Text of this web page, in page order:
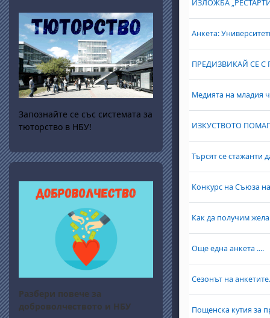
ИЗЛОЖБА
Анкета:
ПРЕДИЗВИКАЙ СЕ
Медията на младия
ИЗКУСТВОТО
Търсят се стажанти
Конкурс на Съюза
Как да получим
Още една анкета ....
Сезонът на анкетите.
Пощенска кутия за
Запознайте се със системата за
тюторство в НБУ!
Разбери повече за
доброволчеството и НБУ